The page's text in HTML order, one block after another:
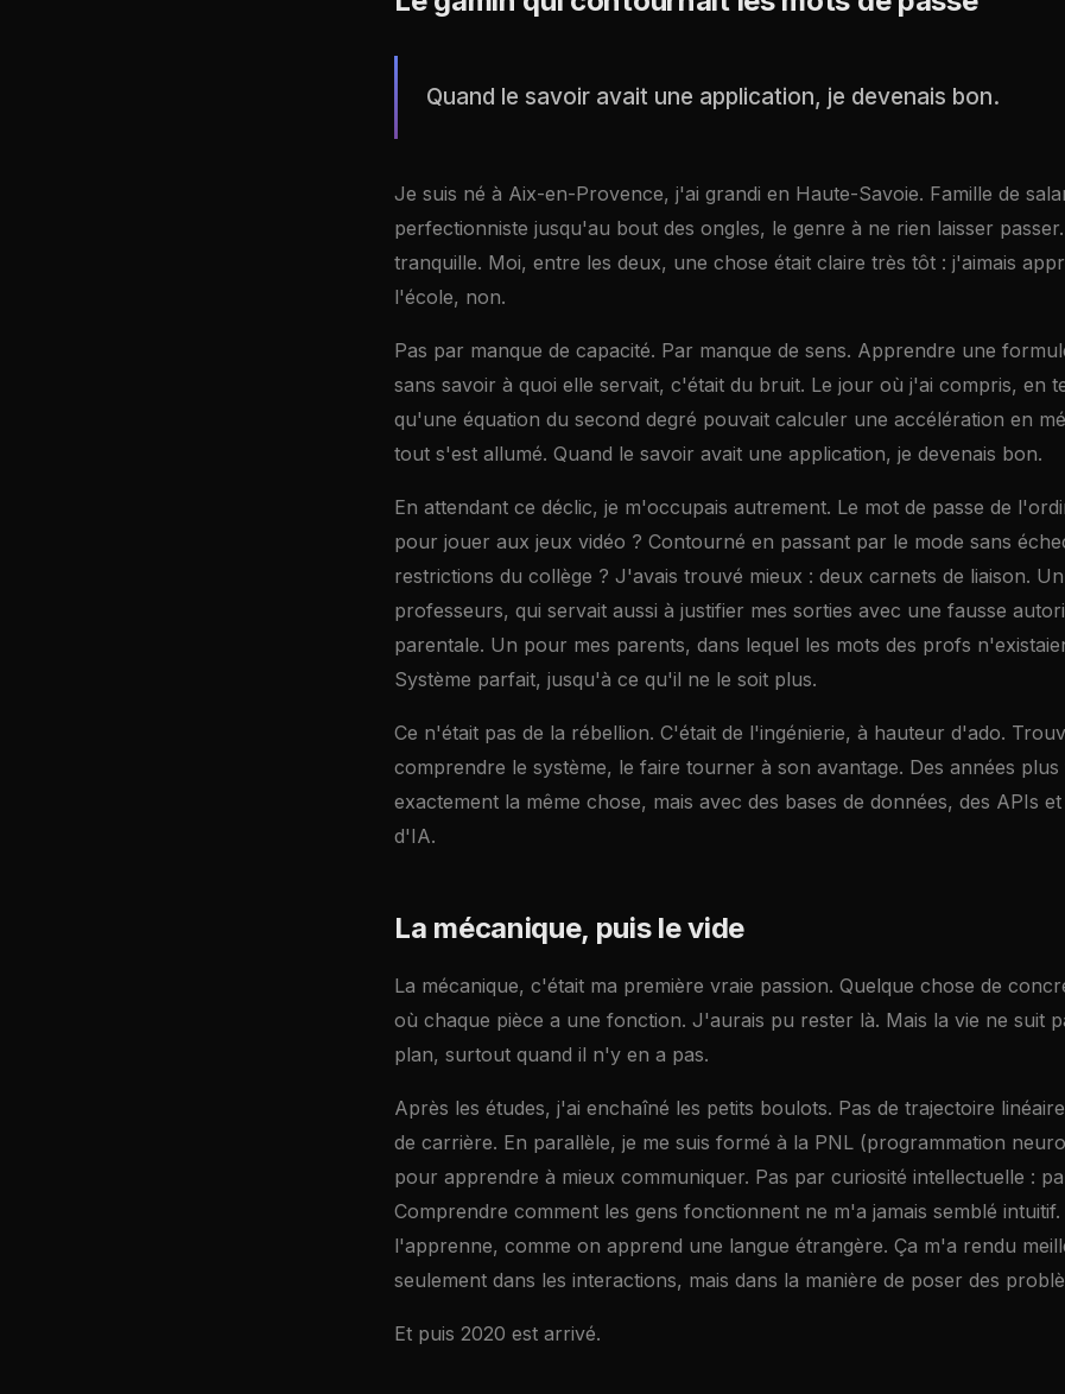
Quand le savoir avait une application, je devenais bon.
Je suis né à Aix-en-Provence, j'ai grandi en Haute-Savoie. Famille de
perfectionniste jusqu'au bout des ongles, le genre à ne rien laisser
tranquille. Moi, entre les deux, une chose était claire très tôt : j'aimais
l'école, non.
Pas par manque de capacité. Par manque de sens. Apprendre une
sans savoir à quoi elle servait, c'était du bruit. Le jour où j'ai compris, en
qu'une équation du second degré pouvait calculer une accélération en
tout s'est allumé. Quand le savoir avait une application, je devenais bon.
En attendant ce déclic, je m'occupais autrement. Le mot de passe de
pour jouer aux jeux vidéo ? Contourné en passant par le mode sans
restrictions du collège ? J'avais trouvé mieux : deux carnets de liaison.
professeurs, qui servait aussi à justifier mes sorties avec une fausse
parentale. Un pour mes parents, dans lequel les mots des profs
Système parfait, jusqu'à ce qu'il ne le soit plus.
Ce n'était pas de la rébellion. C'était de l'ingénierie, à hauteur d'ado.
comprendre le système, le faire tourner à son avantage. Des années plus
exactement la même chose, mais avec des bases de données, des APIs
d'IA.
La mécanique, puis le vide
La mécanique, c'était ma première vraie passion. Quelque chose de
où chaque pièce a une fonction. J'aurais pu rester là. Mais la vie ne suit
plan, surtout quand il n'y en a pas.
Après les études, j'ai enchaîné les petits boulots. Pas de trajectoire
de carrière. En parallèle, je me suis formé à la PNL (programmation
pour apprendre à mieux communiquer. Pas par curiosité intellectuelle :
Comprendre comment les gens fonctionnent ne m'a jamais semblé
l'apprenne, comme on apprend une langue étrangère. Ça m'a rendu
seulement dans les interactions, mais dans la manière de poser des
Et puis 2020 est arrivé.